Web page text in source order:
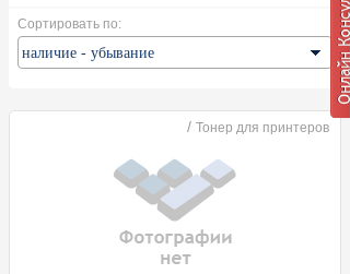
Сортировать по:
/ Тонер для принтеров